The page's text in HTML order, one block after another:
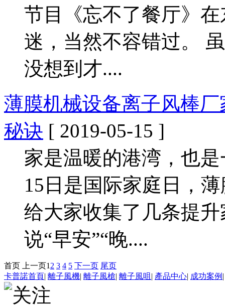
节目《忘不了餐厅》
迷，当然不容错过。
没想到才....
薄膜机械设备离子风棒
秘诀 [ 2019-05-15 ]
家是温暖的港湾，也
15日是国际家庭日，
给大家收集了几条提
说“早安”“晚....
首页 上一页1 2 3 4 5 下一页 尾页
卡普諾首頁| 離子風機| 離子風槍| 離子風咀 | 產品中心| 成功案例